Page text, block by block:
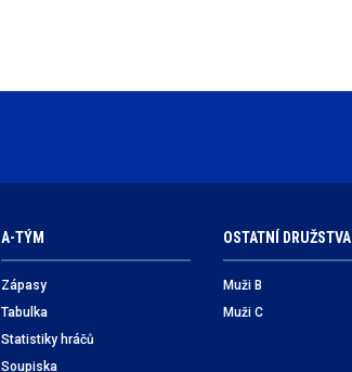
A-TÝM
Zápasy
Tabulka
Statistiky hráčů
Soupiska
OSTATNÍ DRUŽSTVA
Muži B
Muži C